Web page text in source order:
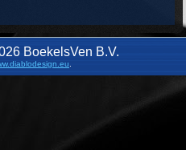
BoekelsVen B.V.